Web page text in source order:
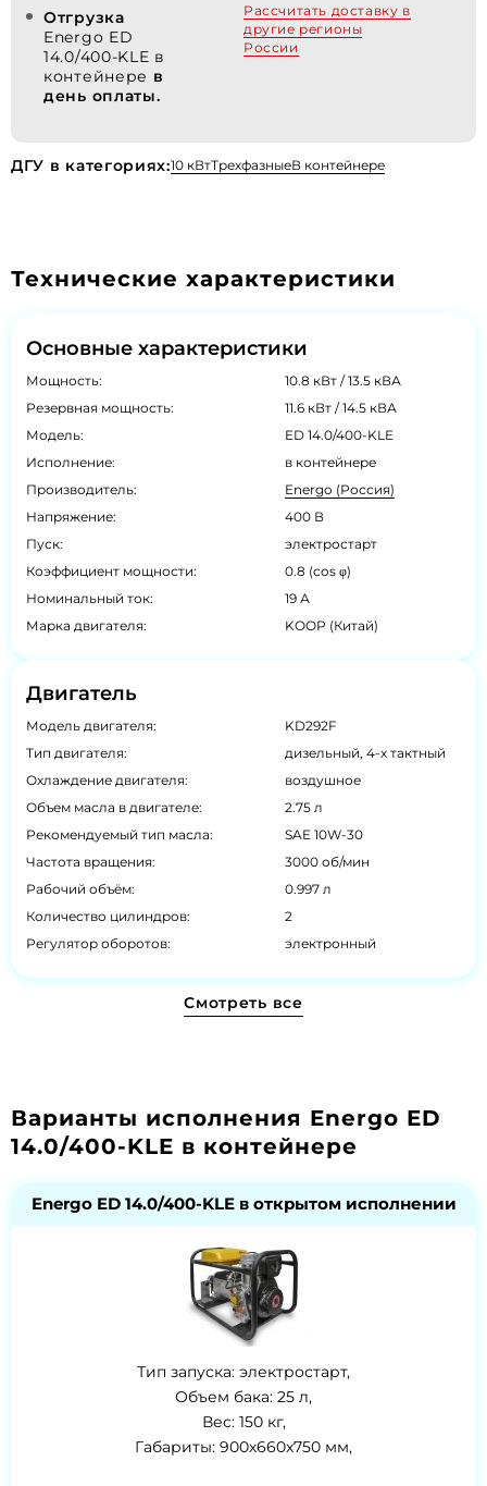
Отгрузка
Energo ED
14.0/400-KLE в
контейнере в
день оплаты.
Рассчитать доставку в
другие регионы
России
ДГУ в категориях:10 кВтТрехфазныеВ контейнере
Технические характеристики
Основные характеристики
Мощность:
10.8 кВт / 13.5 кВА
Резервная мощность:
11.6 кВт / 14.5 кВА
Модель:
ED 14.0/400-KLE
Исполнение:
в контейнере
Производитель:
Energo (Россия)
Напряжение:
400 В
Пуск:
электростарт
Коэффициент мощности:
0.8 (cos φ)
Номинальный ток:
19 А
Марка двигателя:
KOOP (Китай)
Двигатель
Модель двигателя:
KD292F
Тип двигателя:
дизельный, 4-х тактный
Охлаждение двигателя:
воздушное
Объем масла в двигателе:
2.75 л
Рекомендуемый тип масла:
SAE 10W-30
Частота вращения:
3000 об/мин
Рабочий объём:
0.997 л
Количество цилиндров:
2
Регулятор оборотов:
электронный
Смотреть все
Варианты исполнения Energo ED
14.0/400-KLE в контейнере
Energo ED 14.0/400-KLE в открытом исполнении
Тип запуска: электростарт,
Объем бака: 25 л,
Вес: 150 кг,
Габариты: 900х660х750 мм,